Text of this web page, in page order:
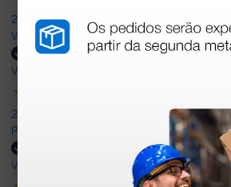
27 Jul 2026
Very good
Verified buyer
27 Jul 2026
Prefeito
Verified buyer